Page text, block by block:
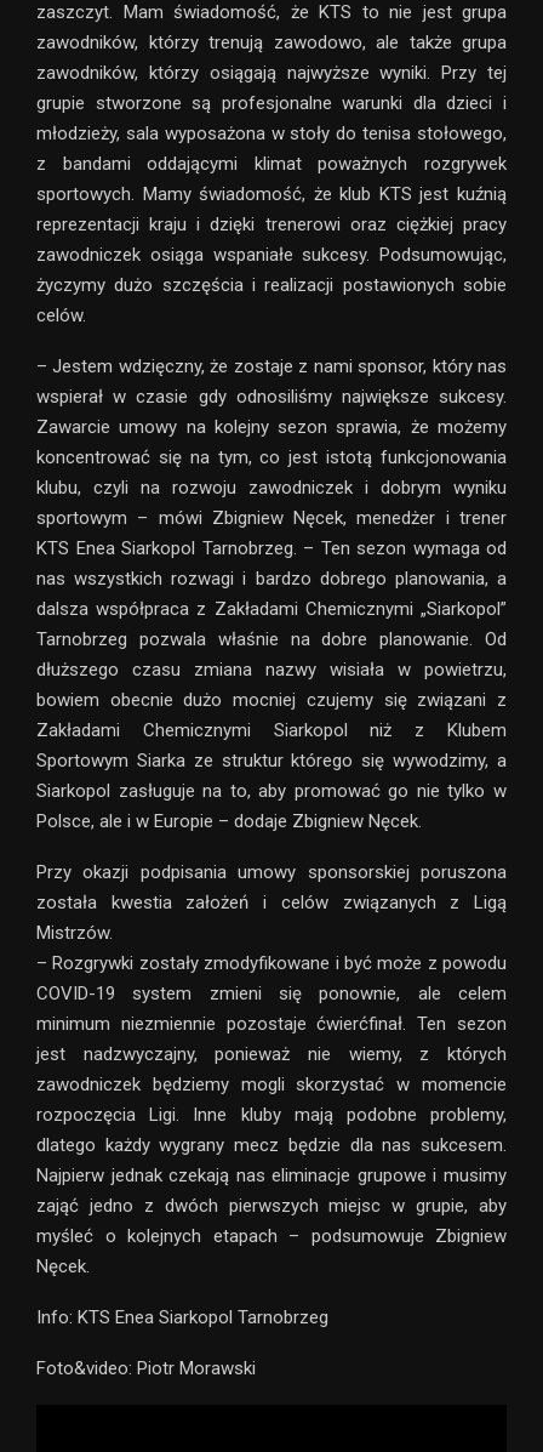
zaszczyt. Mam świadomość, że KTS to nie jest grupa
zawodników, którzy trenują zawodowo, ale także grupa
zawodników, którzy osiągają najwyższe wyniki. Przy tej
grupie stworzone są profesjonalne warunki dla dzieci i
młodzieży, sala wyposażona w stoły do tenisa stołowego,
z bandami oddającymi klimat poważnych rozgrywek
sportowych. Mamy świadomość, że klub KTS jest kuźnią
reprezentacji kraju i dzięki trenerowi oraz ciężkiej pracy
zawodniczek osiąga wspaniałe sukcesy. Podsumowując,
życzymy dużo szczęścia i realizacji postawionych sobie
celów.
– Jestem wdzięczny, że zostaje z nami sponsor, który nas
wspierał w czasie gdy odnosiliśmy największe sukcesy.
Zawarcie umowy na kolejny sezon sprawia, że możemy
koncentrować się na tym, co jest istotą funkcjonowania
klubu, czyli na rozwoju zawodniczek i dobrym wyniku
sportowym – mówi Zbigniew Nęcek, menedżer i trener
KTS Enea Siarkopol Tarnobrzeg. – Ten sezon wymaga od
nas wszystkich rozwagi i bardzo dobrego planowania, a
dalsza współpraca z Zakładami Chemicznymi „Siarkopol”
Tarnobrzeg pozwala właśnie na dobre planowanie. Od
dłuższego czasu zmiana nazwy wisiała w powietrzu,
bowiem obecnie dużo mocniej czujemy się związani z
Zakładami Chemicznymi Siarkopol niż z Klubem
Sportowym Siarka ze struktur którego się wywodzimy, a
Siarkopol zasługuje na to, aby promować go nie tylko w
Polsce, ale i w Europie – dodaje Zbigniew Nęcek.
Przy okazji podpisania umowy sponsorskiej poruszona
została kwestia założeń i celów związanych z Ligą
Mistrzów.
– Rozgrywki zostały zmodyfikowane i być może z powodu
COVID-19 system zmieni się ponownie, ale celem
minimum niezmiennie pozostaje ćwierćfinał. Ten sezon
jest nadzwyczajny, ponieważ nie wiemy, z których
zawodniczek będziemy mogli skorzystać w momencie
rozpoczęcia Ligi. Inne kluby mają podobne problemy,
dlatego każdy wygrany mecz będzie dla nas sukcesem.
Najpierw jednak czekają nas eliminacje grupowe i musimy
zająć jedno z dwóch pierwszych miejsc w grupie, aby
myśleć o kolejnych etapach – podsumowuje Zbigniew
Nęcek.
Info: KTS Enea Siarkopol Tarnobrzeg
Foto&video: Piotr Morawski